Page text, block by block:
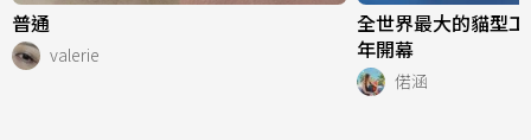
普通
valerie
全世界最大的貓型
年開幕
偌涵